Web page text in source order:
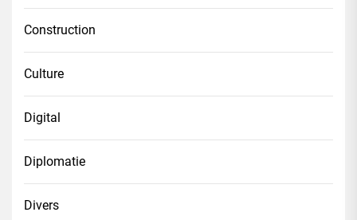
Construction
Culture
Digital
Diplomatie
Divers